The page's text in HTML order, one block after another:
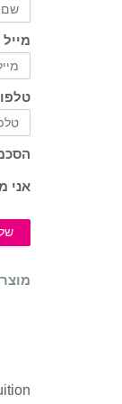
מייל
אני